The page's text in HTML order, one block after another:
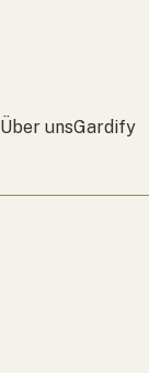
Über unsGardify